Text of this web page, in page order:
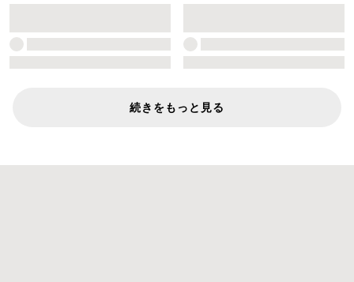
続きをもっと見る